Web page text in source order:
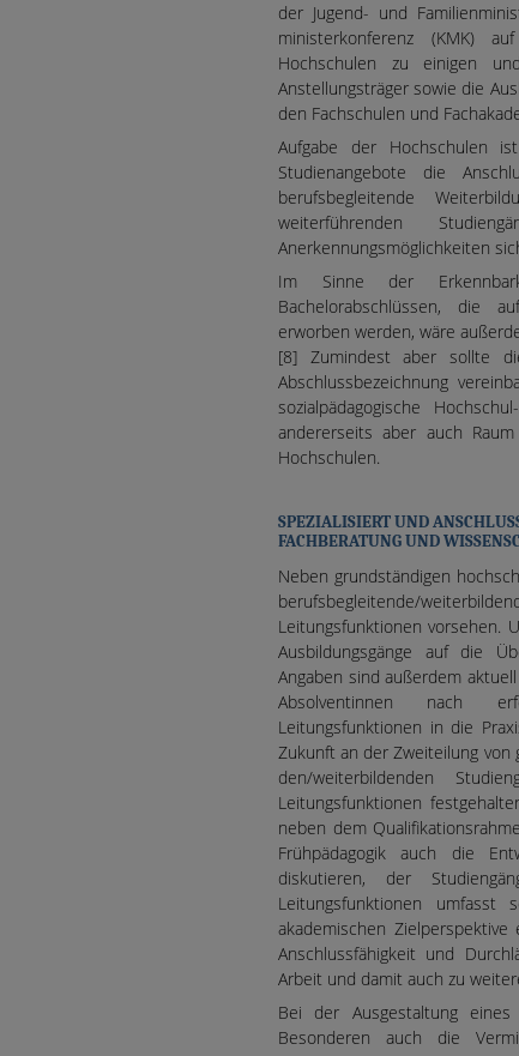
der Jugend- und
ministerkonferenz (KMK)
Hochschulen zu einigen
Anstellungsträger sowie die
den Fachschulen und
Aufgabe der Hochschulen
Studienangebote die
berufsbegleitende
weiterführenden
Anerkennungsmöglichkeiten
Im Sinne der
Bachelorabschlüssen, die
erworben werden, wäre
[8] Zumindest aber sollte
Abschlussbezeichnung
sozialpädagogische
andererseits aber auch
Hochschulen.
SPEZIALISIERT UND
FACHBERATUNG UND
Neben grundständigen
berufsbegleitende/
Leitungsfunktionen vorsehen.
Ausbildungsgänge auf die
Angaben sind außerdem
Absolventinnen nach
Leitungsfunktionen in die
Zukunft an der Zweiteilung von
den/weiterbildenden
Leitungsfunktionen
neben dem
Frühpädagogik auch die
diskutieren, der
Leitungsfunktionen umfasst
akademischen
Anschlussfähigkeit und
Arbeit und damit auch zu
Bei der Ausgestaltung
Besonderen auch die